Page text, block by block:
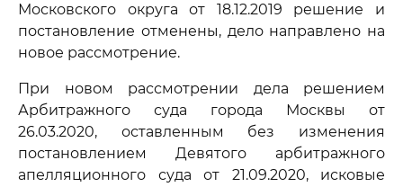
Московского округа от 18.12.2019 решение и
постановление отменены, дело направлено на
новое рассмотрение.
При новом рассмотрении дела решением
Арбитражного суда города Москвы от
26.03.2020, оставленным без изменения
постановлением Девятого арбитражного
апелляционного суда от 21.09.2020, исковые